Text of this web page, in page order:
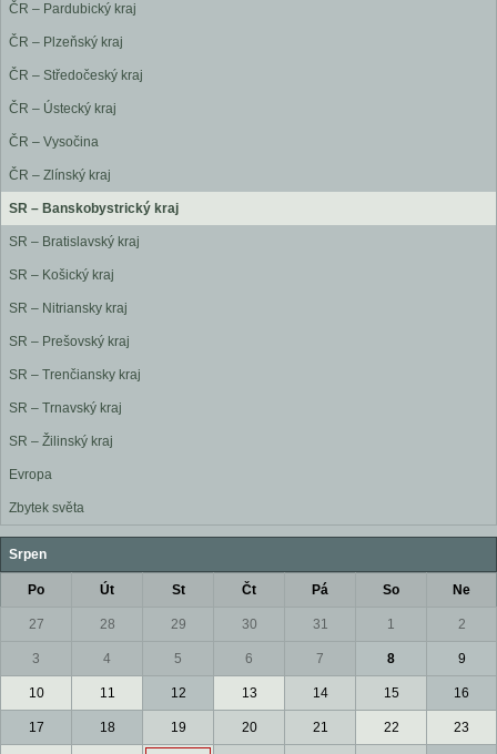
ČR – Pardubický kraj
ČR – Plzeňský kraj
ČR – Středočeský kraj
ČR – Ústecký kraj
ČR – Vysočina
ČR – Zlínský kraj
SR – Banskobystrický kraj
SR – Bratislavský kraj
SR – Košický kraj
SR – Nitriansky kraj
SR – Prešovský kraj
SR – Trenčiansky kraj
SR – Trnavský kraj
SR – Žilinský kraj
Evropa
Zbytek světa
Srpen
Po Út St Čt Pá So Ne
27 28 29 30 31 1 2
3 4 5 6 7 8 9
10 11 12 13 14 15 16
17 18 19 20 21 22 23